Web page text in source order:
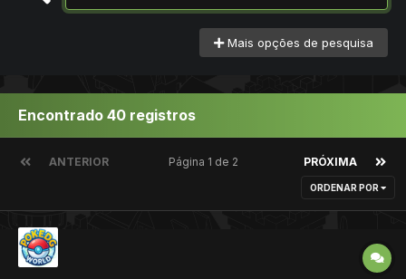
Mais opções de pesquisa
Encontrado 40 registros
ANTERIOR PRÓXIMA
Página 1 de 2
ORDENAR POR